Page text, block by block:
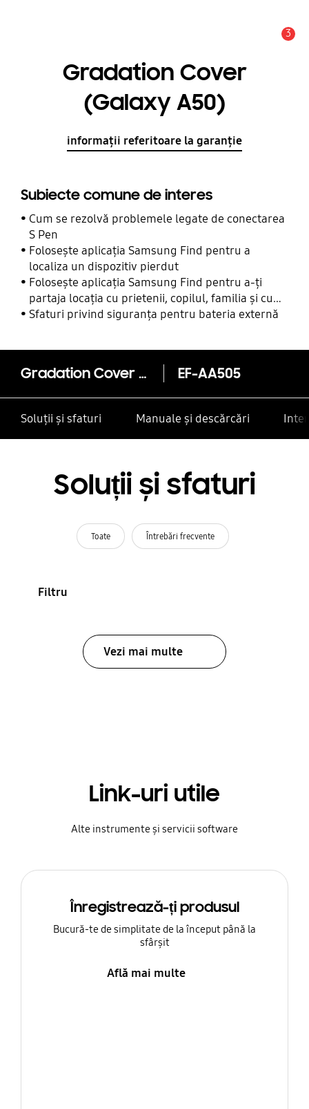
3
Gradation Cover
(Galaxy A50)
informații referitoare la garanție
Subiecte comune de interes
Cum se rezolvă problemele legate de conectarea
S Pen
Folosește aplicația Samsung Find pentru a
localiza un dispozitiv pierdut
Folosește aplicația Samsung Find pentru a-ți
partaja locația cu prietenii, copilul, familia și cu
alte contacte
Sfaturi privind siguranța pentru bateria externă
Gradation Cover (Galaxy A50) EF-AA505
Soluții și sfaturi Manuale și descărcări
Soluții și sfaturi
Toate Întrebări frecvente
Filtru
Vezi mai multe
Link-uri utile
Alte instrumente și servicii software
Înregistrează-ți produsul
Bucură-te de simplitate de la început până la
sfârșit
Află mai multe